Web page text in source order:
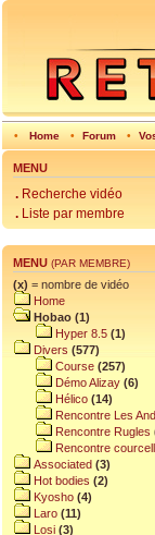
• Home • Forum •
MENU
. Recherche vidéo
. Liste par membre
MENU (PAR MEMBRE)
(x) = nombre de vidéo
Home
Hobao (1)
Hyper 8.5 (1)
Divers (577)
Course (257)
Démo Alizay (6)
Hélico (14)
Rencontre Les
Rencontre Rugles
Rencontre
Associated (3)
Hot bodies (2)
Kyosho (4)
Laro (11)
Losi (3)